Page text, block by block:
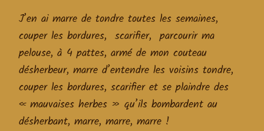
J’en ai marre de tondre toutes les semaines,
couper les bordures, scarifier, parcourir ma
pelouse, à 4 pattes, armé de mon couteau
désherbeur, marre d’entendre les voisins tondre,
couper les bordures, scarifier et se plaindre des
« mauvaises herbes » qu’ils bombardent au
désherbant, marre, marre, marre !